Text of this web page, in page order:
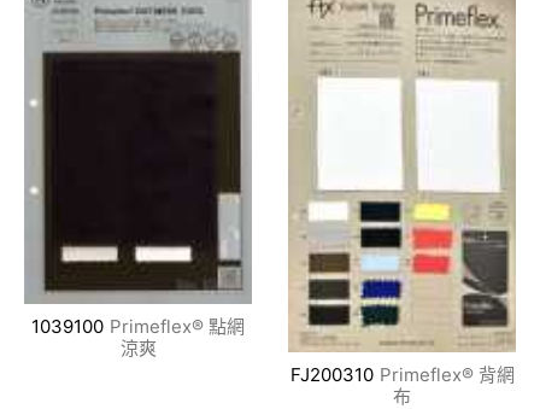
1039100 Primeflex® 點網
涼爽
FJ200310 Primeflex® 背網
布